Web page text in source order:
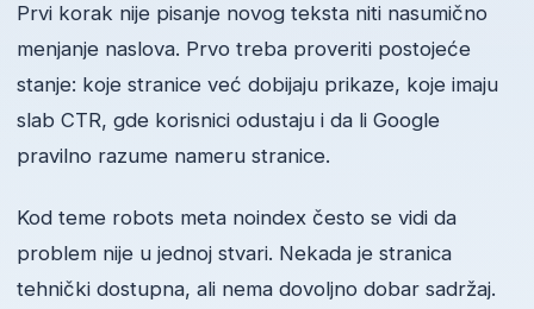
Prvi korak nije pisanje novog teksta niti nasumično
menjanje naslova. Prvo treba proveriti postojeće
stanje: koje stranice već dobijaju prikaze, koje imaju
slab CTR, gde korisnici odustaju i da li Google
pravilno razume nameru stranice.
Kod teme robots meta noindex često se vidi da
problem nije u jednoj stvari. Nekada je stranica
tehnički dostupna, ali nema dovoljno dobar sadržaj.